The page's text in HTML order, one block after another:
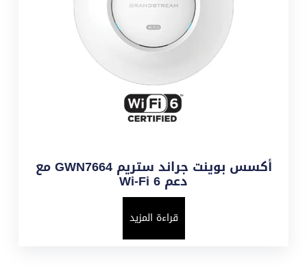
أكسس بوينت جراند ستريم GWN7664 مع
دعم Wi-Fi 6
قراءة المزيد